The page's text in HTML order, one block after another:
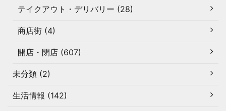
テイクアウト・デリバリー (28)
商店街 (4)
開店・閉店 (607)
未分類 (2)
生活情報 (142)